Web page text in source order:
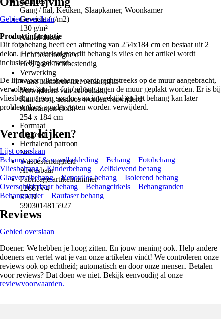
Gang / hal, Keuken, Slaapkamer, Woonkamer
Gewicht (g/m2)
130 g/m²
Aantal delen
2
Lichtbestendigheid
Heel goed lichtbestendig
Verwerking
Wand insmeren met behanglijm
Verwijderen van het behang
Kan droog, restloos worden verwijderd
Afmetingen (bxh)
254 x 184 cm
Formaat
Liggend
Herhalend patroon
Nee
Wasbestendigheid
Afwasbaar
Fabricage artikelnummer
12661V4
EAN
5903014815927
Gebied overslaan
Productinformatie
Dit fotobehang heeft een afmeting van 254x184 cm en bestaat uit 2
delen. Het materiaal van dit behang is vlies en het artikel wordt
inclusief lijm geleverd.
De lijm voor vliesbehang wordt rechtstreeks op de muur aangebracht,
vervolgens kan het fotobehang tegen de muur geplakt worden. Er is bij
vliesbehang geen sprake van inweektijd en het behang kan later
probleemloos zonder resten worden verwijderd.
Verder kijken?
Lijst overslaan
Behang, verf & wandbekleding
Behang
Fotobehang
Vliesbehang
Kinderbehang
Zelfklevend behang
Glasvezelbehang
Renovlies behang
Isolerend behang
Overschilderbaar behang
Behangcirkels
Behangranden
Behangpapier
Raufaser behang
Reviews
Gebied overslaan
Doener. We hebben je hoog zitten. En jouw mening ook. Help andere
doeners en vertel wat je van onze artikelen vindt! We controleren onze
reviews ook op echtheid; automatisch en door onze mensen. Betalen
voor reviews? Dat doen we niet. Bekijk eenvoudig al onze
reviewvoorwaarden.